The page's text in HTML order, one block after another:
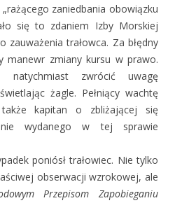
zaniedbania obowiązku
się to zdaniem Izby Morskiej
zauważenia trałowca. Za błędny
manewr zmiany kursu w prawo.
natychmiast zwrócić uwagę
żagle. Pełniący wachtę
kapitan o zbliżającej się
wydanego w tej sprawie
poniósł trałowiec. Nie tylko
obserwacji wzrokowej, ale
Przepisom Zapobieganiu